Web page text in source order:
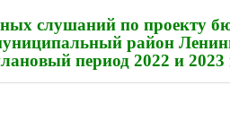
слушаний по проекту
район
период 2022 и 2023